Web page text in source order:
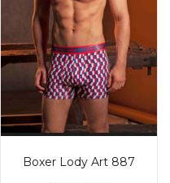
Boxer Lody Art 887